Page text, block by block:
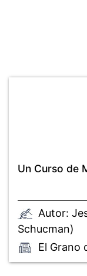
Un Curso de
Autor:
Schucman)
El Grano